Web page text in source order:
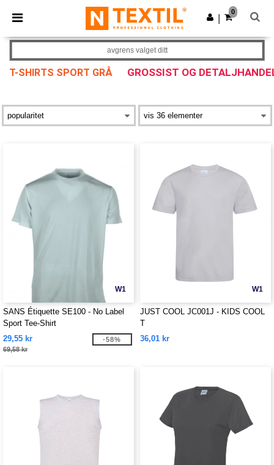
× Ntextil-app
Bedre priser i appen!
Last ned app
0
T-SHIRTS SPORT GRÅ GROSSIST OG
avgrens valget ditt
W1
SANS Étiquette SE100 - No Label
Sport Tee-Shirt
29,55 kr
69,58 kr
-58%
W1
JUST COOL JC001J - KIDS COOL
T
36,01 kr